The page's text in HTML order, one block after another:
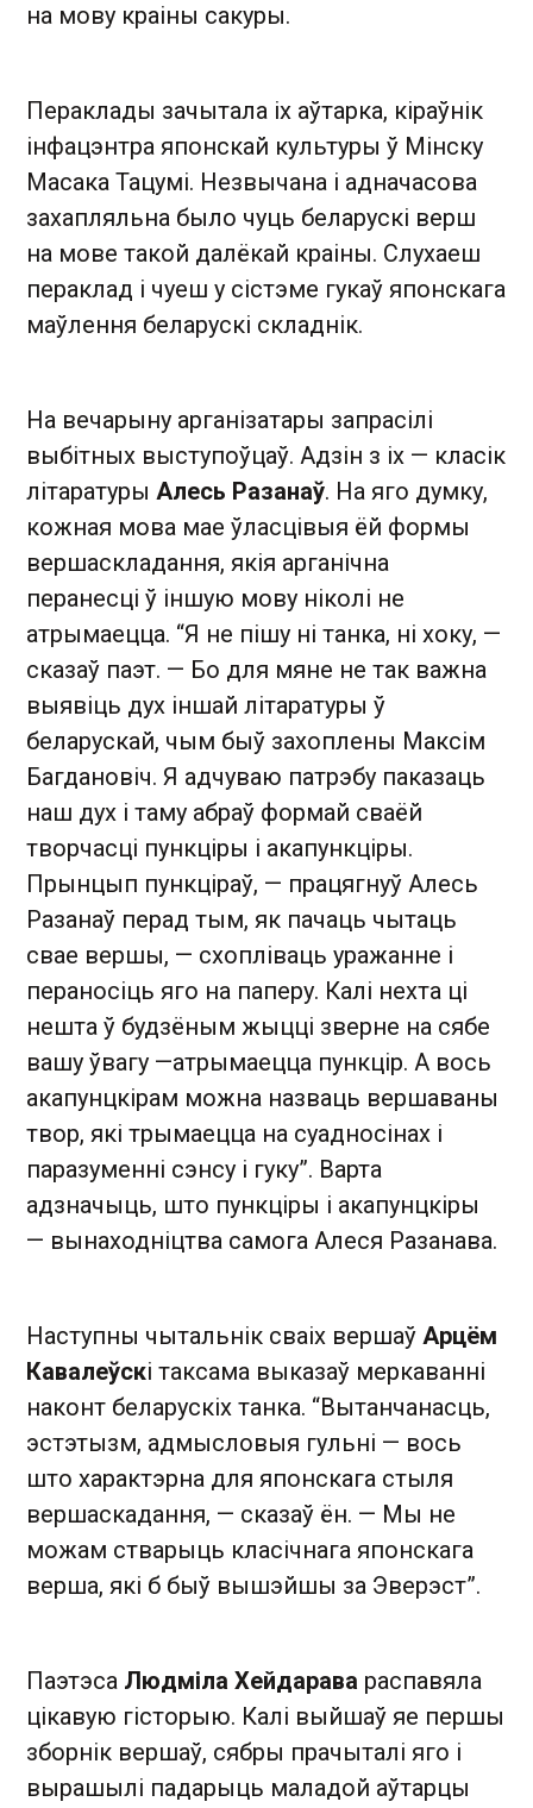
на мову краіны сакуры.
Пераклады зачытала іх аўтарка, кіраўнік
інфацэнтра японскай культуры ў Мінску
Масака Тацумі. Незвычана і адначасова
захапляльна было чуць беларускі верш
на мове такой далёкай краіны. Слухаеш
пераклад і чуеш у сістэме гукаў японскага
маўлення беларускі складнік.
На вечарыну арганізатары запрасілі
выбітных выступоўцаў. Адзін з іх — класік
літаратуры Алесь Разанаў. На яго думку,
кожная мова мае ўласцівыя ёй формы
вершаскладання, якія арганічна
перанесці ў іншую мову ніколі не
атрымаецца. “Я не пішу ні танка, ні хоку, —
сказаў паэт. — Бо для мяне не так важна
выявіць дух іншай літаратуры ў
беларускай, чым быў захоплены Максім
Багдановіч. Я адчуваю патрэбу паказаць
наш дух і таму абраў формай сваёй
творчасці пункціры і акапункціры.
Прынцып пункціраў, — працягнуў Алесь
Разанаў перад тым, як пачаць чытаць
свае вершы, — схопліваць уражанне і
пераносіць яго на паперу. Калі нехта ці
нешта ў будзёным жыцці зверне на сябе
вашу ўвагу —атрымаецца пункцір. А вось
акапунцкірам можна назваць вершаваны
твор, які трымаецца на суадносінах і
паразуменні сэнсу і гуку”. Варта
адзначыць, што пункціры і акапунцкіры
— вынаходніцтва самога Алеся Разанава.
Наступны чытальнік сваіх вершаў Арцём
Кавалеўскі таксама выказаў меркаванні
наконт беларускіх танка. “Вытанчанасць,
эстэтызм, адмысловыя гульні — вось
што характэрна для японскага стыля
вершаскадання, — сказаў ён. — Мы не
можам стварыць класічнага японскага
верша, які б быў вышэйшы за Эверэст”.
Паэтэса Людміла Хейдарава распавяла
цікавую гісторыю. Калі выйшаў яе першы
зборнік вершаў, сябры прачыталі яго і
вырашылі падарыць маладой аўтарцы